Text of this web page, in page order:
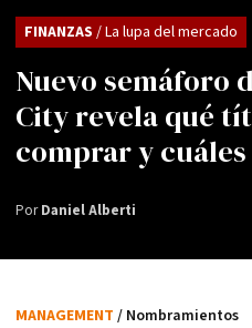
Nuevo semáforo
City revela qué
comprar y
FINANZAS / La lupa del mercado
PorDaniel Alberti
MANAGEMENT / Nombramientos